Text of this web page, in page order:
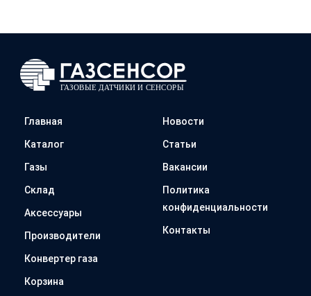
Главная
Каталог
Газы
Склад
Аксессуары
Производители
Конвертер газа
Корзина
Новости
Статьи
Вакансии
Политика
конфиденциальности
Контакты